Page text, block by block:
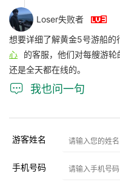
Loser失败者 
想要详细了解黄金5号游船的
心
的客服，他们对每艘游
还是全天都在线的。
 我也问一句
游客姓名
手机号码